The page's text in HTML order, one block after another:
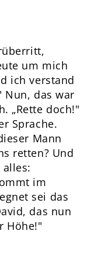
um mich
ich verstand
Nun, das war
„Rette doch!"
Sprache.
Mann
retten? Und
im
sei das
das nun
Höhe!"